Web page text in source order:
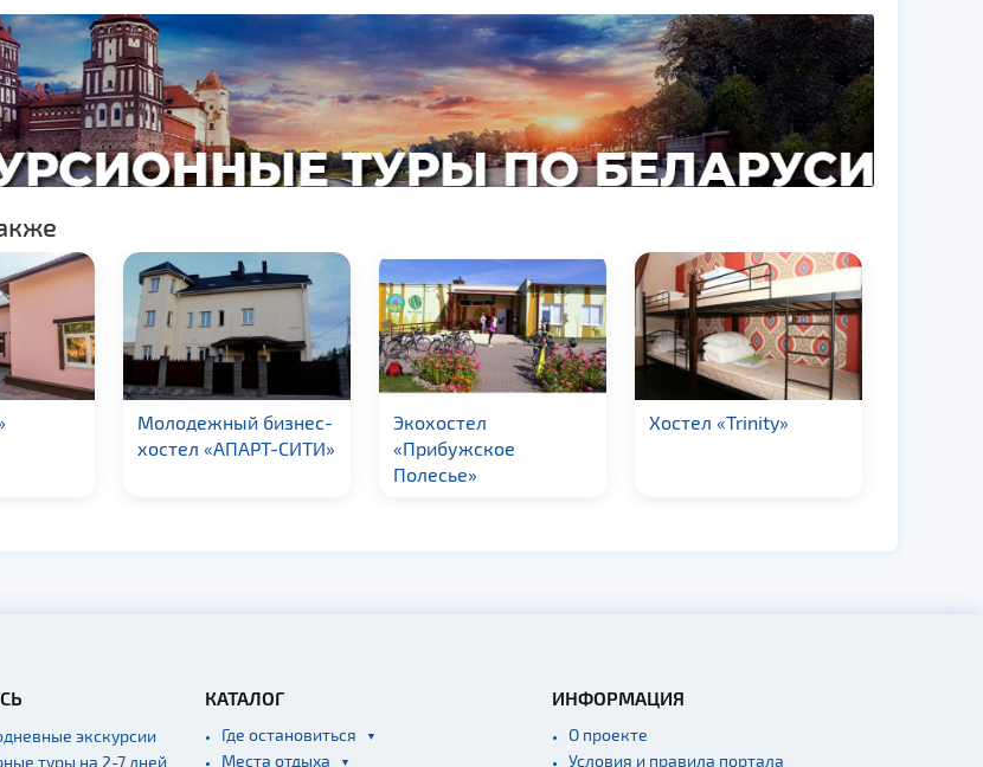
Молодежный бизнес-
хостел «АПАРТ-СИТИ»
Экохостел
«Прибужское
Полесье»
Хостел «Trinity»
экскурсии
туры на 2-7 дней
КАТАЛОГ
Где остановиться
Места отдыха
ИНФОРМАЦИЯ
О проекте
Условия и правила портала